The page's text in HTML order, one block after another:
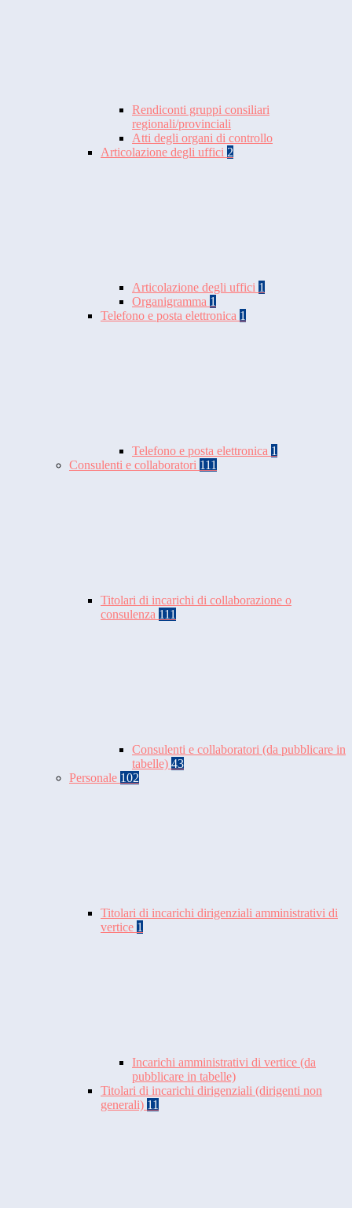
Rendiconti gruppi consiliari
regionali/provinciali
Atti degli organi di controllo
Articolazione degli uffici 2
Articolazione degli uffici 1
Organigramma 1
Telefono e posta elettronica 1
Telefono e posta elettronica 1
Consulenti e collaboratori 111
Titolari di incarichi di collaborazione o
consulenza 111
Consulenti e collaboratori (da pubblicare in
tabelle) 43
Personale 102
Titolari di incarichi dirigenziali amministrativi di
vertice 1
Incarichi amministrativi di vertice (da
pubblicare in tabelle)
Titolari di incarichi dirigenziali (dirigenti non
generali) 11